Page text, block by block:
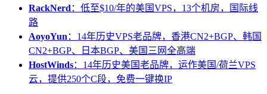
RackNerd ：低至$10/年的美国VPS，13个机房，国际线
路
AoyoYun ：14年历史VPS老品牌，香港CN2+BGP、韩国
CN2+BGP、日本BGP、美国三网全高端
HostWinds：14年历史美国老品牌，运作美国/荷兰VPS
云，提供250个C段，免费一键换IP